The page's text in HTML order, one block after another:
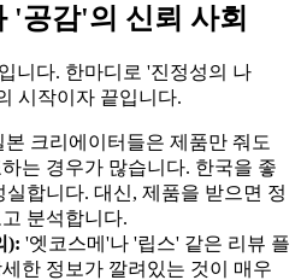
'공감'의 신뢰 사회
니다. 한마디로 '진정성의 나
시작이자 끝입니다.
본 크리에이터들은 제품만 줘도
는 경우가 많습니다. 한국을 좋
합니다. 대신, 제품을 받으면 정
분석합니다.
): '엣코스메'나 '립스' 같은 리뷰 플
한 정보가 깔려있는 것이 매우